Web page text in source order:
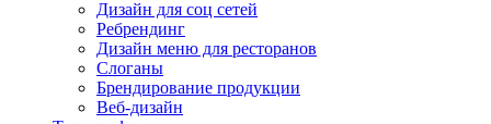
Дизайн для соц сетей
Ребрендинг
Дизайн меню для ресторанов
Слоганы
Брендирование продукции
Веб-дизайн